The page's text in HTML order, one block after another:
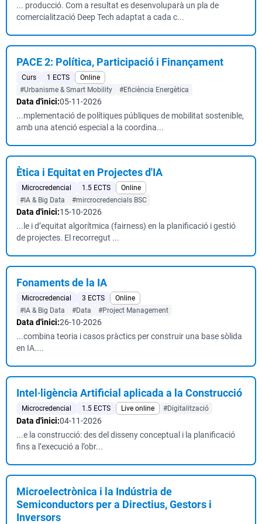
... producció. Com a resultat es desenvoluparà un pla de
comercialització Deep Tech adaptat a cada c...
PACE 2: Política, Participació i Finançament
Curs 1 ECTS
Online
#Urbanisme & Smart Mobility
#Eficiència Energètica
Data d'inici:05-11-2026
...mplementació de polítiques públiques de mobilitat sostenible,
amb una atenció especial a la coordina...
Ètica i Equitat en Projectes d'IA
Microcredencial 1.5 ECTS
Online
#IA & Big Data
#mircrocredencials BSC
Data d'inici:15-10-2026
...le i d’equitat algorítmica (fairness) en la planificació i gestió
de projectes. El recorregut ...
Fonaments de la IA
Microcredencial 3 ECTS
Online
#IA & Big Data
#Data #Project Management
Data d'inici:26-10-2026
...combina teoria i casos pràctics per construir una base sòlida
en IA....
Intel·ligència Artificial aplicada a la Construcció
Microcredencial 1.5 ECTS Live online #Digitalització
Data d'inici:04-11-2026
...e la construcció: des del disseny conceptual i la planificació
fins a l’execució a l’obr...
Microelectrònica i la Indústria de
Semiconductors per a Directius, Gestors i
Inversors